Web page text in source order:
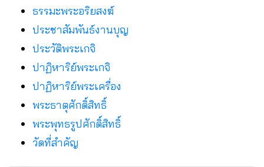
ธรรมะพระอริยสงฆ์
ประชาสัมพันธ์งานบุญ
ประวัติพระเกจิ
ปาฏิหาริย์พระเกจิ
ปาฏิหาริย์พระเครื่อง
พระธาตุศักดิ์สิทธิ์
พระพุทธรูปศักดิ์สิทธิ์
วัดที่สําคัญ